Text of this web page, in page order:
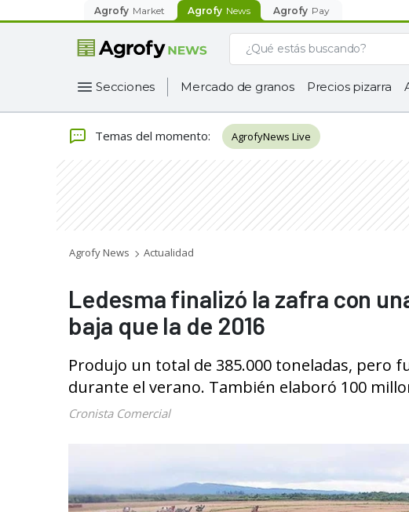
Agrofy Market Agrofy News Agrofy Pay
Secciones Mercado de granos Precios pizarra
Temas del momento: AgrofyNews Live
Agrofy News Actualidad
Ledesma finalizó la zafra con
baja que la de 2016
Produjo un total de 385.000 toneladas, pero
durante el verano. También elaboró 100
Cronista Comercial